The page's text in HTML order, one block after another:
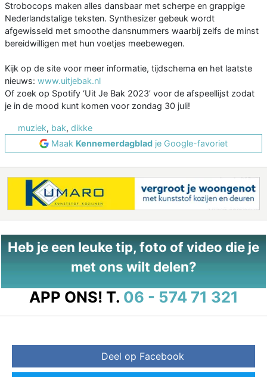
Strobocops maken alles dansbaar met scherpe en grappige
Nederlandstalige teksten. Synthesizer gebeuk wordt
afgewisseld met smoothe dansnummers waarbij zelfs de minst
bereidwilligen met hun voetjes meebewegen.
Kijk op de site voor meer informatie, tijdschema en het laatste
nieuws: www.uitjebak.nl
Of zoek op Spotify ‘Uit Je Bak 2023’ voor de afspeellijst zodat
je in de mood kunt komen voor zondag 30 juli!
muziek, bak, dikke
Maak Kennemerdagblad je Google-favoriet
Heb je een leuke tip, foto of video die je
met ons wilt delen?
APP ONS! T. 06 - 574 71 321
Deel op Facebook